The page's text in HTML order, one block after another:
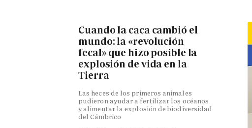
Cuando la caca cambió el
mundo: la «revolución
fecal» que hizo posible la
explosión de vida en la
Tierra
Las heces de los primeros animales
pudieron ayudar a fertilizar los océanos
y alimentar la explosión de biodiversidad
del Cámbrico